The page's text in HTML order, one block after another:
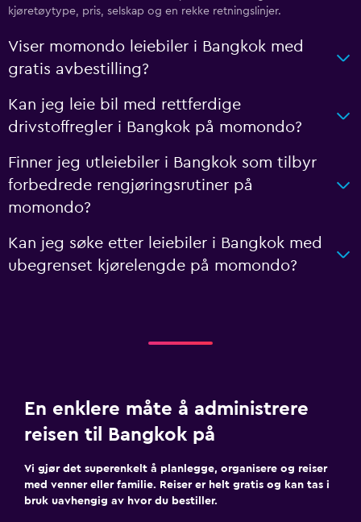
kjøretøytype, pris, selskap og en rekke retningslinjer.
Viser momondo leiebiler i Bangkok med
gratis avbestilling?
Kan jeg leie bil med rettferdige
drivstoffregler i Bangkok på momondo?
Finner jeg utleiebiler i Bangkok som tilbyr
forbedrede rengjøringsrutiner på
momondo?
Kan jeg søke etter leiebiler i Bangkok med
ubegrenset kjørelengde på momondo?
En enklere måte å administrere
reisen til Bangkok på
Vi gjør det superenkelt å planlegge, organisere og reiser
med venner eller familie. Reiser er helt gratis og kan tas i
bruk uavhengig av hvor du bestiller.